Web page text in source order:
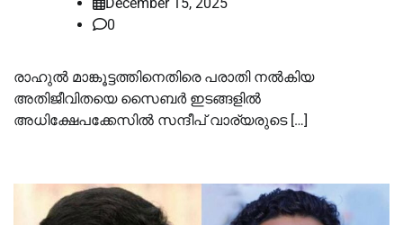
0
രാഹുല്‍ മാങ്കൂട്ടത്തിനെതിരെ പരാതി നല്‍കിയ
അതിജീവിതയെ സൈബർ ഇടങ്ങളില്‍
അധിക്ഷേപക്കേസില്‍ സന്ദീപ് വാര്യരുടെ […]